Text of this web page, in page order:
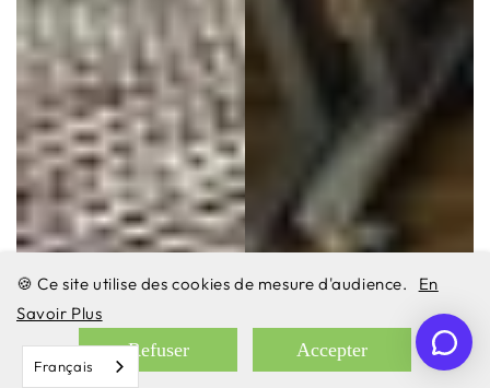
🍪 Ce site utilise des cookies de mesure d'audience.
En
Savoir Plus
Refuser Accepter
Français